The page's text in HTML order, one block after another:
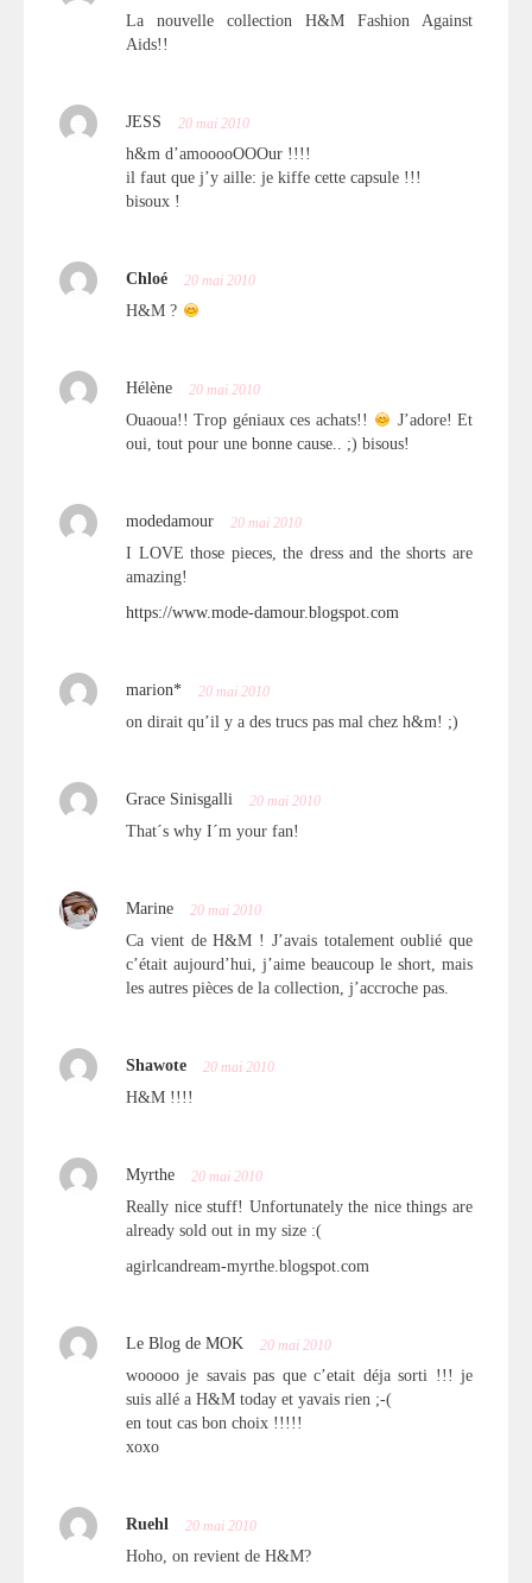
La nouvelle collection H&M Fashion Against
Aids!!
JESS 20 mai 2010
h&m d’amooooOOOur !!!!
il faut que j’y aille: je kiffe cette capsule !!!
bisoux !
Chloé 20 mai 2010
H&M ?
Hélène 20 mai 2010
Ouaoua!! Trop géniaux ces achats!!
J’adore! Et
oui, tout pour une bonne cause.. ;) bisous!
modedamour 20 mai 2010
I LOVE those pieces, the dress and the shorts are
amazing!
https://www.mode-damour.blogspot.com
marion* 20 mai 2010
on dirait qu’il y a des trucs pas mal chez h&m! ;)
Grace Sinisgalli 20 mai 2010
That´s why I´m your fan!
Marine 20 mai 2010
Ca vient de H&M ! J’avais totalement oublié que
c’était aujourd’hui, j’aime beaucoup le short, mais
les autres pièces de la collection, j’accroche pas.
Shawote 20 mai 2010
H&M !!!!
Myrthe 20 mai 2010
Really nice stuff! Unfortunately the nice things are
already sold out in my size :(
agirlcandream-myrthe.blogspot.com
Le Blog de MOK 20 mai 2010
wooooo je savais pas que c’etait déja sorti !!! je
suis allé a H&M today et yavais rien ;-(
en tout cas bon choix !!!!!
xoxo
Ruehl 20 mai 2010
Hoho, on revient de H&M?